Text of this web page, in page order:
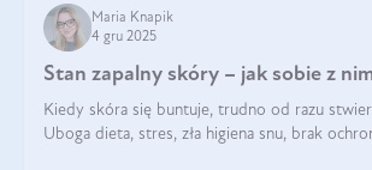
Maria Knapik
4 gru 2025
Stan zapalny skóry – jak sobie z
Kiedy skóra się buntuje, trudno od razu
Uboga dieta, stres, zła higiena snu, brak